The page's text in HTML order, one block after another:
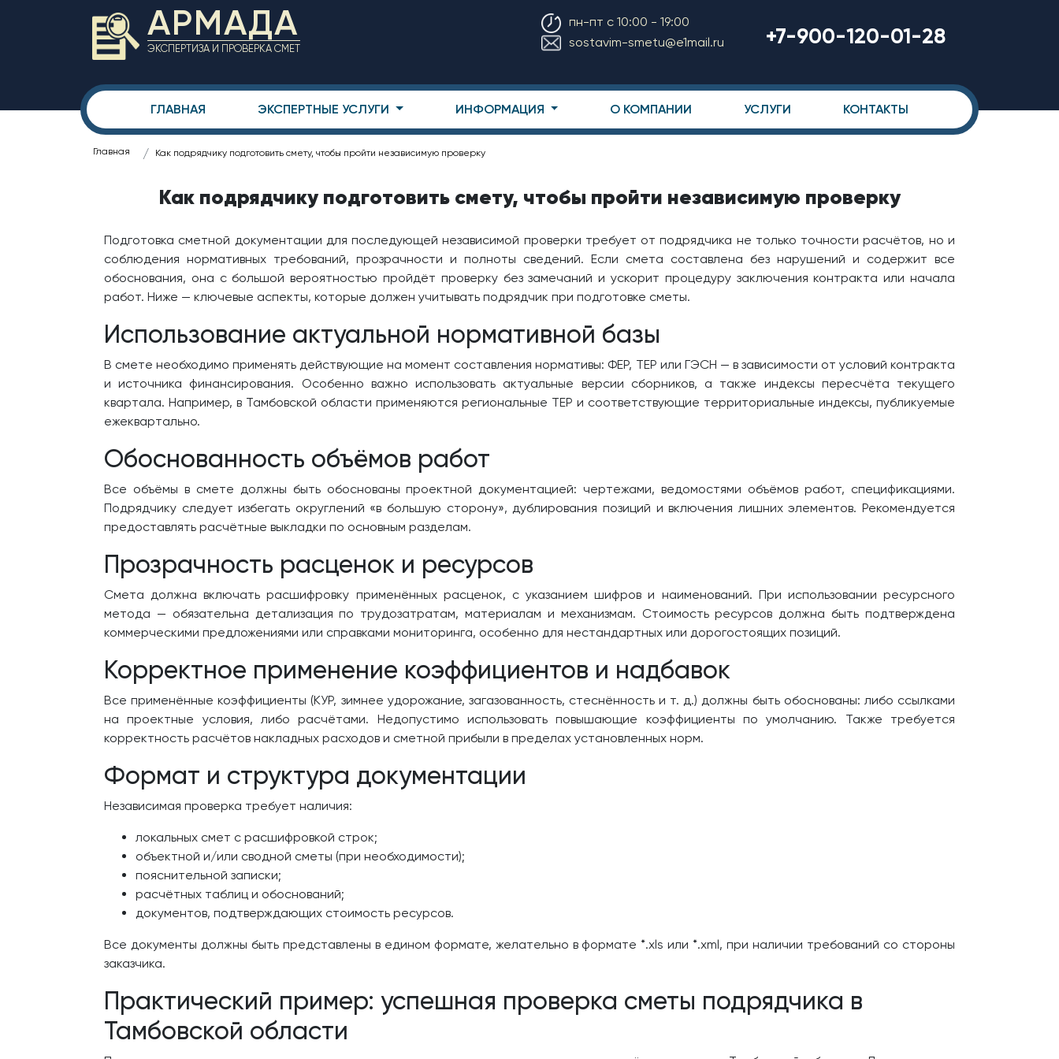
АРМАДА
ЭКСПЕРТИЗА И ПРОВЕРКА СМЕТ
пн-пт с 10:00 - 19:00
sostavim-smetu@e1mail.ru
+7-900-120-01-28
ГЛАВНАЯ ЭКСПЕРТНЫЕ УСЛУГИ ИНФОРМАЦИЯ О КОМПАНИИ УСЛУГИ КОНТАКТЫ
Главная Как подрядчику подготовить смету, чтобы пройти независимую проверку
Как подрядчику подготовить смету, чтобы пройти независимую проверку
Подготовка сметной документации для последующей независимой проверки требует от подрядчика не только точности расчётов, но и
соблюдения нормативных требований, прозрачности и полноты сведений. Если смета составлена без нарушений и содержит все
обоснования, она с большой вероятностью пройдёт проверку без замечаний и ускорит процедуру заключения контракта или начала
работ. Ниже — ключевые аспекты, которые должен учитывать подрядчик при подготовке сметы.
Использование актуальной нормативной базы
В смете необходимо применять действующие на момент составления нормативы: ФЕР, ТЕР или ГЭСН — в зависимости от условий контракта
и источника финансирования. Особенно важно использовать актуальные версии сборников, а также индексы пересчёта текущего
квартала. Например, в Тамбовской области применяются региональные ТЕР и соответствующие территориальные индексы, публикуемые
ежеквартально.
Обоснованность объёмов работ
Все объёмы в смете должны быть обоснованы проектной документацией: чертежами, ведомостями объёмов работ, спецификациями.
Подрядчику следует избегать округлений «в большую сторону», дублирования позиций и включения лишних элементов. Рекомендуется
предоставлять расчётные выкладки по основным разделам.
Прозрачность расценок и ресурсов
Смета должна включать расшифровку применённых расценок, с указанием шифров и наименований. При использовании ресурсного
метода — обязательна детализация по трудозатратам, материалам и механизмам. Стоимость ресурсов должна быть подтверждена
коммерческими предложениями или справками мониторинга, особенно для нестандартных или дорогостоящих позиций.
Корректное применение коэффициентов и надбавок
Все применённые коэффициенты (КУР, зимнее удорожание, загазованность, стеснённость и т. д.) должны быть обоснованы: либо ссылками
на проектные условия, либо расчётами. Недопустимо использовать повышающие коэффициенты по умолчанию. Также требуется
корректность расчётов накладных расходов и сметной прибыли в пределах установленных норм.
Формат и структура документации
Независимая проверка требует наличия:
локальных смет с расшифровкой строк;
объектной и/или сводной сметы (при необходимости);
пояснительной записки;
расчётных таблиц и обоснований;
документов, подтверждающих стоимость ресурсов.
Все документы должны быть представлены в едином формате, желательно в формате *.xls или *.xml, при наличии требований со стороны
заказчика.
Практический пример: успешная проверка сметы подрядчика в
Тамбовской области